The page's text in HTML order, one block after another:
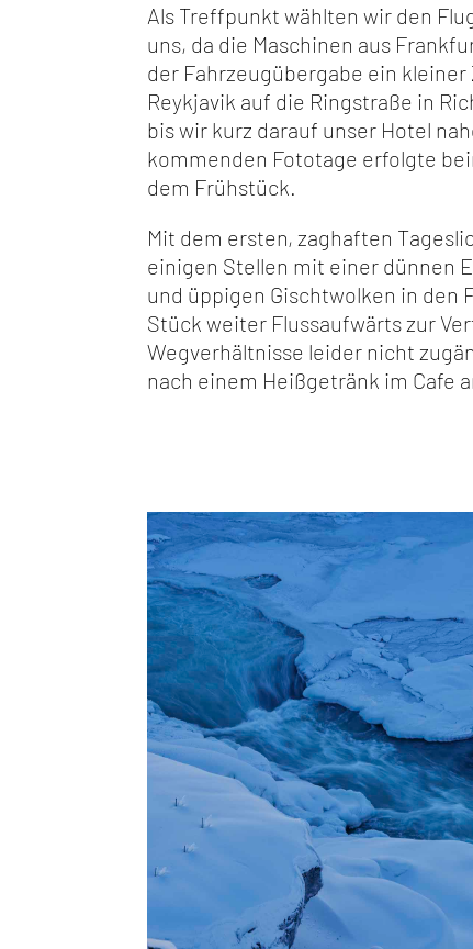
Als Treffpunkt wählten wir den
uns, da die Maschinen aus
der Fahrzeugübergabe ein
Reykjavik auf die Ringstraße in
bis wir kurz darauf unser Hotel
kommenden Fototage erfolgte
dem Frühstück.
Mit dem ersten, zaghaften
einigen Stellen mit einer dünnen
und üppigen Gischtwolken in
Stück weiter Flussaufwärts zur
Wegverhältnisse leider nicht
nach einem Heißgetränk im Cafe